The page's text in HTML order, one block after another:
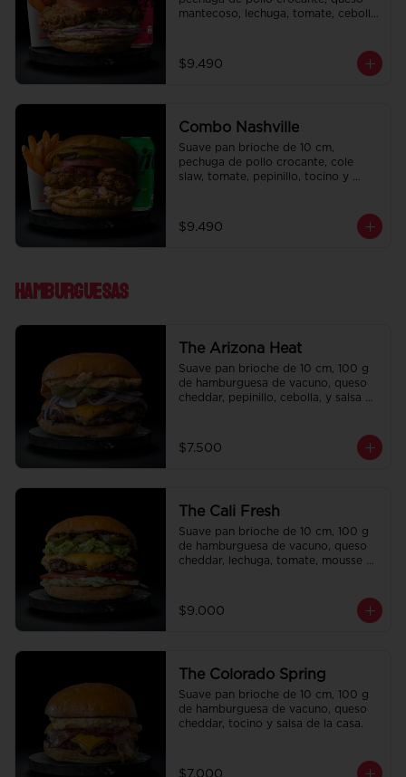
mantecoso, lechuga, tomate, cebolla
salsa de la casa de regalo a elección
y una bebida de 350 cc a elección.
$9.490
Combo Nashville
Suave pan brioche de 10 cm,
pechuga de pollo crocante, cole
slaw, tomate, pepinillo, tocino y
de la casa de regalo a elección y una
bebida de 350 cc a elección.
$9.490
Hamburguesas
The Arizona Heat
Suave pan brioche de 10 cm, 100 g
de hamburguesa de vacuno, queso
cheddar, pepinillo, cebolla, y salsa de
$7.500
The Cali Fresh
Suave pan brioche de 10 cm, 100 g
de hamburguesa de vacuno, queso
cheddar, lechuga, tomate, mousse de
$9.000
The Colorado Spring
Suave pan brioche de 10 cm, 100 g
de hamburguesa de vacuno, queso
cheddar, tocino y salsa de la casa.
$7.000